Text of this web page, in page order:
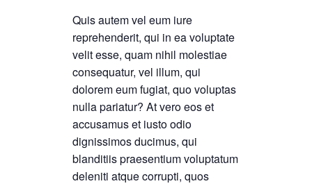
Quis autem vel eum iure
reprehenderit, qui in ea voluptate
velit esse, quam nihil molestiae
consequatur, vel illum, qui
dolorem eum fugiat, quo voluptas
nulla pariatur? At vero eos et
accusamus et iusto odio
dignissimos ducimus, qui
blanditiis praesentium voluptatum
deleniti atque corrupti, quos